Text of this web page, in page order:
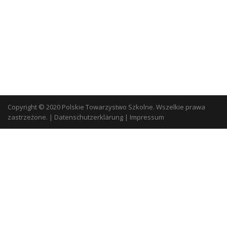
Copyright © 2020 Polskie Towarzystwo Szkolne. Wszelkie prawa
zastrzeżone. | Datenschutzerklärung | Impressum